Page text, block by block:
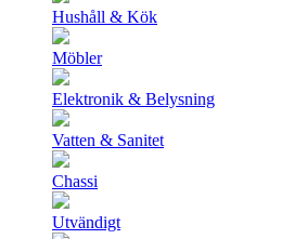
Hushåll & Kök
Möbler
Elektronik & Belysning
Vatten & Sanitet
Chassi
Utvändigt